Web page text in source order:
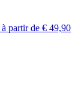
à partir de € 49,90